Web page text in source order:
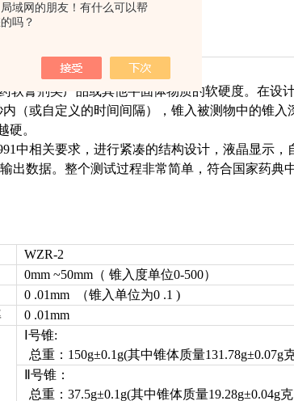
域网的朋友！有什么可以帮
吗？
仪
软膏剂类产品或其他半固体物质的软硬度。在设
（或自定义的时间间隔），锥入被测物中的锥入
硬。
中相关要求，进行紧凑的结构设计，液晶显示
出数据。整个测试过程非常简单，符合国家药典
WZR-2
0mm ~50mm（ 锥入度单位0-500）
0 .01mm （锥入单位为0 .1 )
0 .01mm
Ⅰ号锥:
总重：150g±0.1g(其中锥体质量131.78g±0.07g
Ⅱ号锥：
总重：37.5g±0.1g(其中锥体质量19.28g±0.04g克